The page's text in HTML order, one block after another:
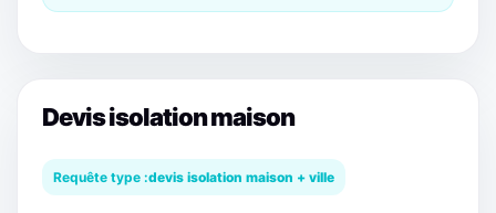
Devis isolation maison
Requête type :devis isolation maison + ville